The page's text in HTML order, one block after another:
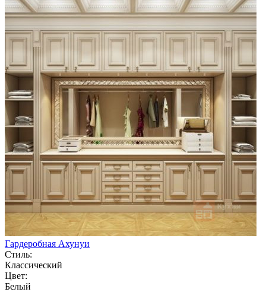
Гардеробная Ахунуи
Стиль:
Классический
Цвет:
Белый